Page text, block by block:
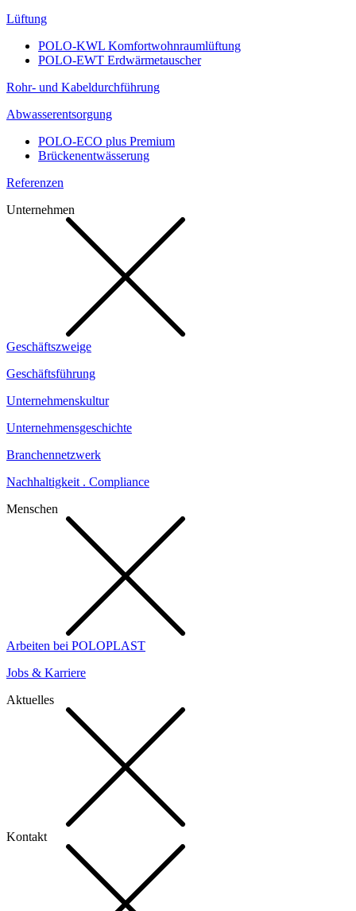
Lüftung
POLO-KWL Komfortwohnraumlüftung
POLO-EWT Erdwärmetauscher
Rohr- und Kabeldurchführung
Abwasserentsorgung
POLO-ECO plus Premium
Brückenentwässerung
Referenzen
Unternehmen
Geschäftszweige
Geschäftsführung
Unternehmenskultur
Unternehmensgeschichte
Branchennetzwerk
Nachhaltigkeit . Compliance
Menschen
Arbeiten bei POLOPLAST
Jobs & Karriere
Aktuelles
Kontakt